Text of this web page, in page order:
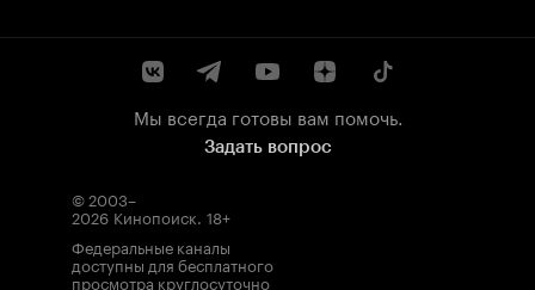
Мы всегда готовы вам помочь.
Задать вопрос
© 2003–
2026 Кинопоиск. 18+
Федеральные каналы
доступны для бесплатного
просмотра круглосуточно